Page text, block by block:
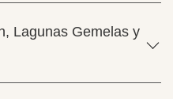
Lagunas Gemelas y